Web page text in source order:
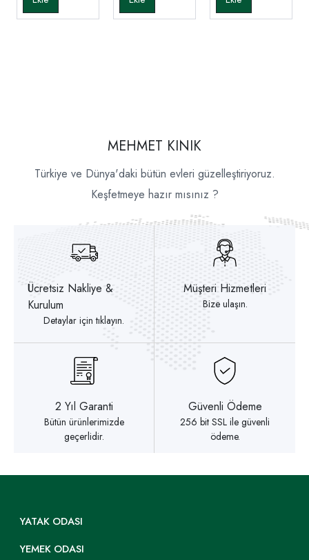
MEHMET KINIK
Türkiye ve Dünya'daki bütün evleri güzelleştiriyoruz.
Keşfetmeye hazır mısınız ?
Ücretsiz Nakliye &
Kurulum
Detaylar için tıklayın.
Müşteri Hizmetleri
Bize ulaşın.
2 Yıl Garanti
Bütün ürünlerimizde
geçerlidir.
Güvenli Ödeme
256 bit SSL ile güvenli
ödeme.
YATAK ODASI
YEMEK ODASI